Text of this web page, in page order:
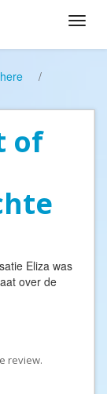
/
of
Eliza was
over de
review.